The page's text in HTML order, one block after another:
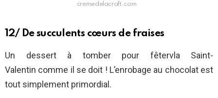
cremedelacraft.com
12/ De succulents cœurs de fraises
Un dessert à tomber pour fêtervla Saint-
Valentin comme il se doit ! L’enrobage au chocolat est
tout simplement primordial.